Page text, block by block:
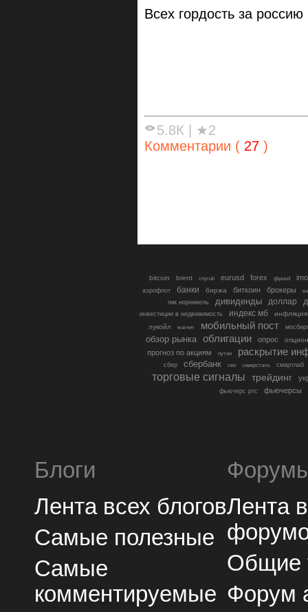
Всех гордость за россию
5.8К | ★2
Комментарии ( 27 )
bitcoin brent cnyrub eurusd forex gbpusd
аэрофлот банки биржа биткоин брокеры
гмк норникель
дивиденды доллар
инвестиции в недвижимость индекс мб
инфляция
лукойл
магнит мобильный пост
обзор рынка облигации опрос
прогноз по акциям путин раскрытие
сбер сбербанк сво северсталь смартлаб
торговые сигналы трейдинг
фьючерс ртс фьючерсы
Блоги
Лента всех блогов
Самые полезные
Самые
комментируемые
Лента
Общие
Форум